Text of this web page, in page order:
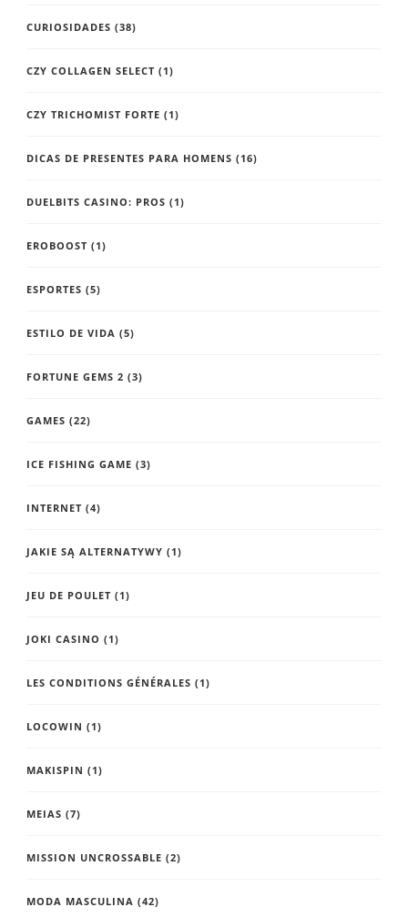
CURIOSIDADES (38)
CZY COLLAGEN SELECT (1)
CZY TRICHOMIST FORTE (1)
DICAS DE PRESENTES PARA HOMENS (16)
DUELBITS CASINO: PROS (1)
EROBOOST (1)
ESPORTES (5)
ESTILO DE VIDA (5)
FORTUNE GEMS 2 (3)
GAMES (22)
ICE FISHING GAME (3)
INTERNET (4)
JAKIE SĄ ALTERNATYWY (1)
JEU DE POULET (1)
JOKI CASINO (1)
LES CONDITIONS GÉNÉRALES (1)
LOCOWIN (1)
MAKISPIN (1)
MEIAS (7)
MISSION UNCROSSABLE (2)
MODA MASCULINA (42)